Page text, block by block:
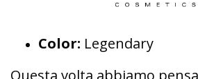
Color: Legendary
Questa volta abbiamo